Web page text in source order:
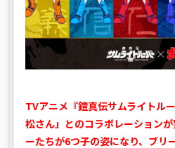
TVアニメ『鎧真伝サムライトル
松さん」とのコラボレーション
ーたちが6つ子の姿になり、ブリ